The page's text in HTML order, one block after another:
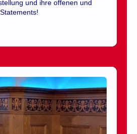
und ihre offenen und